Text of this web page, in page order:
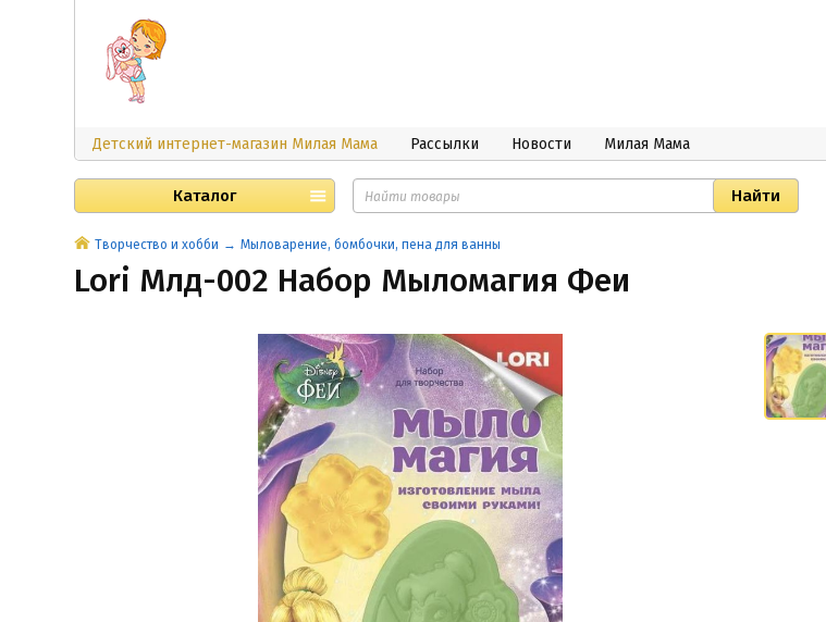
Детский интернет-магазин Милая Мама Рассылки Новости Милая Мама
Каталог
Творчество и хобби Мыловарение, бомбочки, пена для ванны
Lori Млд-002 Набор Мыломагия Феи